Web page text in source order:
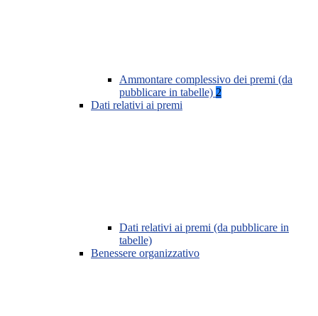
Ammontare complessivo dei premi (da
pubblicare in tabelle) 2
Dati relativi ai premi
Dati relativi ai premi (da pubblicare in
tabelle)
Benessere organizzativo